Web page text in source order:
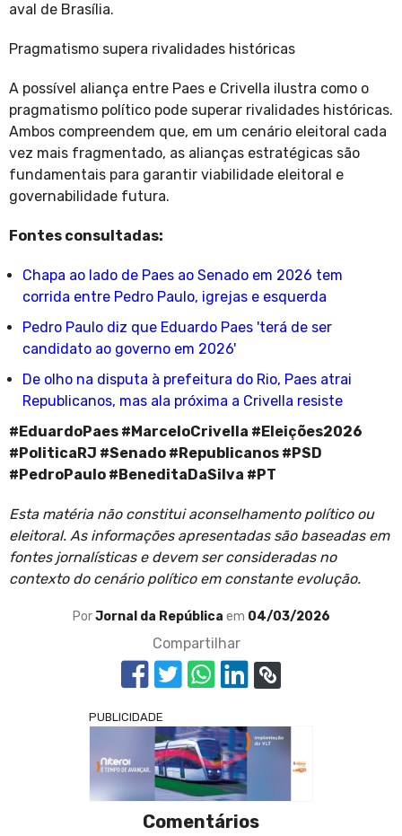
aval de Brasília.
Pragmatismo supera rivalidades históricas
A possível aliança entre Paes e Crivella ilustra como o
pragmatismo político pode superar rivalidades históricas.
Ambos compreendem que, em um cenário eleitoral cada
vez mais fragmentado, as alianças estratégicas são
fundamentais para garantir viabilidade eleitoral e
governabilidade futura.
Fontes consultadas:
Chapa ao lado de Paes ao Senado em 2026 tem
corrida entre Pedro Paulo, igrejas e esquerda
Pedro Paulo diz que Eduardo Paes 'terá de ser
candidato ao governo em 2026'
De olho na disputa à prefeitura do Rio, Paes atrai
Republicanos, mas ala próxima a Crivella resiste
#EduardoPaes #MarceloCrivella #Eleições2026
#PoliticaRJ #Senado #Republicanos #PSD
#PedroPaulo #BeneditaDaSilva #PT
Esta matéria não constitui aconselhamento político ou
eleitoral. As informações apresentadas são baseadas em
fontes jornalísticas e devem ser consideradas no
contexto do cenário político em constante evolução.
PorJornal da República em 04/03/2026
Compartilhar
PUBLICIDADE
Comentários